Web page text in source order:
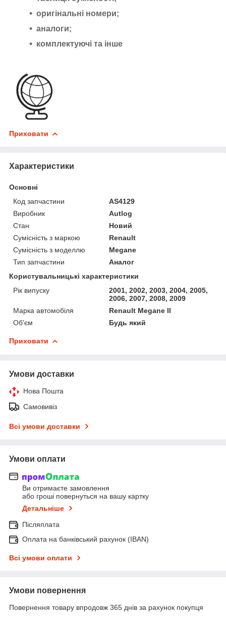
оригінальні номери;
аналоги;
комплектуючі та інше
Приховати
Характеристики
Основні
Код запчастини
AS4129
Виробник
Autlog
Стан
Новий
Сумісність з маркою
Renault
Сумісність з моделлю
Megane
Тип запчастини
Аналог
Користувальницькі характеристики
Рік випуску
2001, 2002, 2003, 2004, 2005,
2006, 2007, 2008, 2009
Марка автомобіля
Renault Megane II
Об'єм
Будь який
Приховати
Умови доставки
Нова Пошта
Самовивіз
Всі умови доставки
Умови оплати
Ви отримаєте замовлення
або гроші повернуться на вашу картку
Детальніше
Післяплата
Оплата на банківський рахунок (IBAN)
Всі умови оплати
Умови повернення
Повернення товару впродовж 365 днів за рахунок покупця